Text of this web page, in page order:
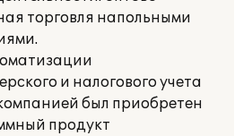
торговля напольными
и налогового учета
был приобретен
продукт